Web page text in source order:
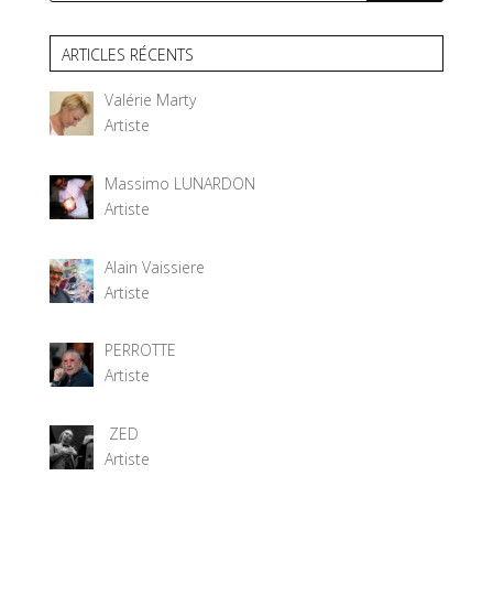
ARTICLES RÉCENTS
Valérie Marty
Artiste
Massimo LUNARDON
Artiste
Alain Vaissiere
Artiste
PERROTTE
Artiste
ZED
Artiste